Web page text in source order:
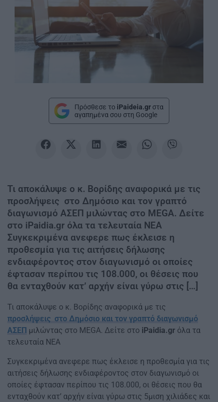
Πρόσθεσε το iPaideia.gr στα
αγαπημένα σου στη Google
Τι αποκάλυψε ο κ. Βορίδης αναφορικά με τις
προσλήψεις στο Δημόσιο και τον γραπτό
διαγωνισμό ΑΣΕΠ μιλώντας στο MEGA. Δείτε
στο iPaidia.gr όλα τα τελευταία ΝΕΑ
Συγκεκριμένα ανεφερε πως έκλεισε η
προθεσμία για τις αιτήσεις δήλωσης
ενδιαφέροντος στον διαγωνισμό οι οποίες
έφτασαν περίπου τις 108.000, οι θέσεις που
θα ενταχθούν κατ’ αρχήν είναι γύρω στις […]
Τι αποκάλυψε ο κ. Βορίδης αναφορικά με τις
προσλήψεις στο Δημόσιο και τον γραπτό διαγωνισμό
ΑΣΕΠ μιλώντας στο MEGA. Δείτε στο iPaidia.gr όλα τα
τελευταία ΝΕΑ
Συγκεκριμένα ανεφερε πως έκλεισε η προθεσμία για τις
αιτήσεις δήλωσης ενδιαφέροντος στον διαγωνισμό οι
οποίες έφτασαν περίπου τις 108.000, οι θέσεις που θα
ενταχθούν κατ’ αρχήν είναι γύρω στις 5μιση χιλιάδες και